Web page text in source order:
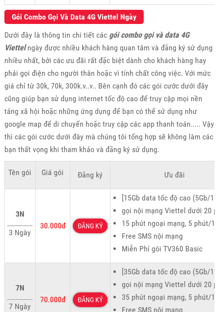
Gói Combo Gọi Và Data 4G Viettel Ngày
Dưới đây là thông tin chi tiết các gói combo gọi và data 4G
Viettelngày được nhiều khách hàng quan tâm và đăng ký sử dụng
nhiều nhất, bởi các ưu đãi rất đặc biệt dành cho khách hàng hay
phải gọi điện cho người thân hoặc vì tính chất công việc. Với mức
giá chỉ từ 30k, 70k, 300k.v..v.. Bên cạnh đó các gói cước dưới đây
cũng giúp bạn sử dụng internet tốc độ cao để truy cập mọi nền
tảng xã hội hoặc những ứng dụng để bạn có thể sử dụng như
google map để di chuyển hoặc truy cập các app thanh toán..... Vậy
thì các gói cước dưới đây mà chúng tôi tổng hợp sẽ không làm các
bạn thất vọng khi tham khảo và đăng ký sử dụng.
Tên gói Giá gói Đăng ký Ưu đãi
3N
3 Ngày
30.000đ ĐĂNG KÝ
[15Gb data tốc độ cao (5Gb/
gọi nội mạng Viettel dưới 20
15 phút ngoại mạng, 5 phút/1
Free SMS nội mạng
Miễn Phí gói TV360 Basic
7N
7 Ngày
70.000đ ĐĂNG KÝ
[35Gb data tốc độ cao (5Gb/
gọi nội mạng Viettel dưới 20
35 phút ngoại mạng, 5 phút/1
Free SMS nội mạng